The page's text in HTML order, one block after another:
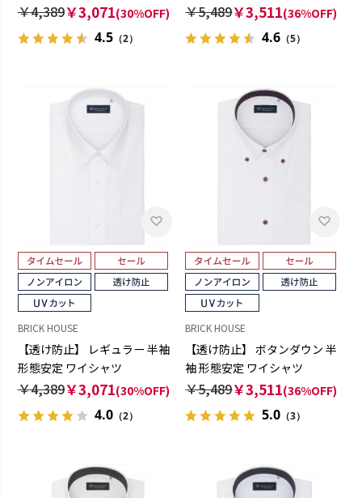
￥4,389￥3,071(30%OFF)
4.5（2）
￥5,489￥3,511(36%OFF)
4.6 （5）
BRICK HOUSE
【透け防止】 レギュラー 半袖
形態安定 ワイシャツ
￥4,389￥3,071(30%OFF)
4.0（2）
BRICK HOUSE
【透け防止】 ボタンダウン 半
袖 形態安定 ワイシャツ
￥5,489￥3,511(36%OFF)
5.0 （3）